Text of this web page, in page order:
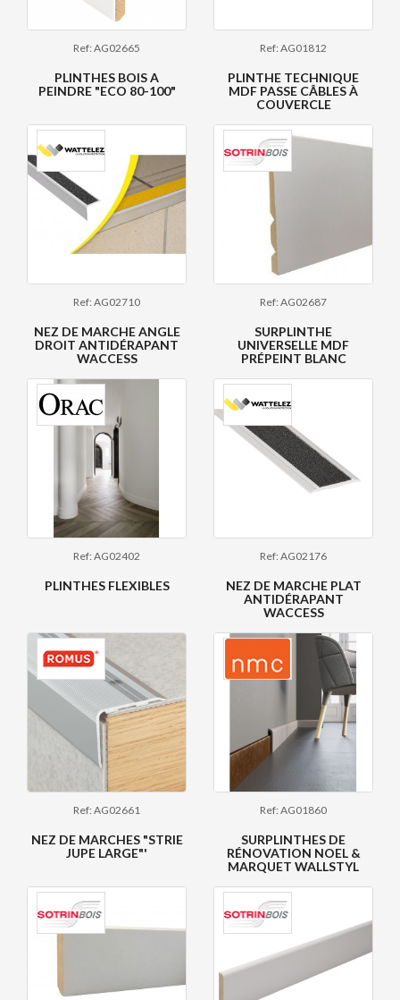
Ref: AG02665
PLINTHES BOIS A
PEINDRE "ECO 80-100"
Ref: AG01812
PLINTHE TECHNIQUE
MDF PASSE CÂBLES À
COUVERCLE
Ref: AG02710
NEZ DE MARCHE ANGLE
DROIT ANTIDÉRAPANT
WACCESS
Ref: AG02687
SURPLINTHE
UNIVERSELLE MDF
PRÉPEINT BLANC
Ref: AG02402
PLINTHES FLEXIBLES
Ref: AG02176
NEZ DE MARCHE PLAT
ANTIDÉRAPANT
WACCESS
Ref: AG02661
NEZ DE MARCHES "STRIE
JUPE LARGE"'
Ref: AG01860
SURPLINTHES DE
RÉNOVATION NOEL &
MARQUET WALLSTYL